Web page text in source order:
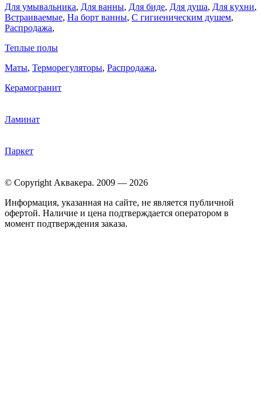
Для умывальника, Для ванны, Для биде, Для душа, Для кухни,
Встраиваемые, На борт ванны, C гигиеническим душем,
Распродажа,
Теплые полы
Маты, Терморегуляторы, Распродажа,
Керамогранит
Ламинат
Паркет
© Copyright Аквакера. 2009 — 2026
Информация, указанная на сайте, не является публичной
офертой. Наличие и цена подтверждается оператором в
момент подтверждения заказа.